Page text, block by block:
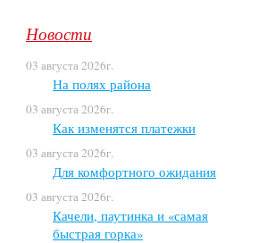
Новости
03 августа 2026г.
На полях района
03 августа 2026г.
Как изменятся платежки
03 августа 2026г.
Для комфортного ожидания
03 августа 2026г.
Качели, паутинка и «самая
быстрая горка»